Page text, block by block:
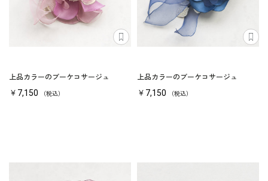
上品カラーのブーケコサージュ
￥7,150 （税込）
上品カラーのブーケコサージュ
￥7,150 （税込）